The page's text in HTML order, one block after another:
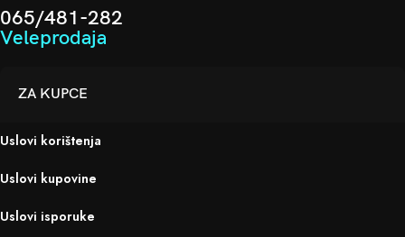
065/481-282
Veleprodaja
ZA KUPCE
Uslovi korištenja
Uslovi kupovine
Uslovi isporuke